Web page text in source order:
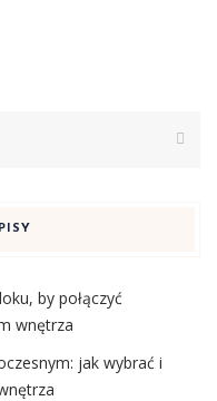
by połączyć
wnętrza
jak wybrać i